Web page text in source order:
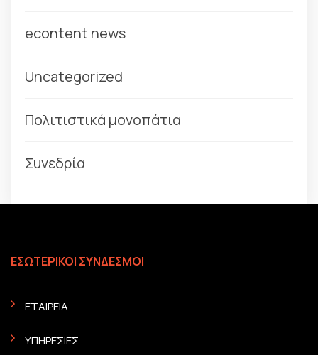
econtent news
Uncategorized
Πολιτιστικά μονοπάτια
Συνεδρία
ΕΣΩΤΕΡΙΚΟΙ ΣΥΝΔΕΣΜΟΙ
ΕΤΑΙΡΕΙΑ
ΥΠΗΡΕΣΙΕΣ